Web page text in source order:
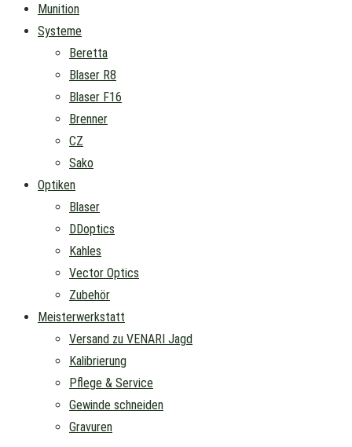
Munition
Systeme
Beretta
Blaser R8
Blaser F16
Brenner
CZ
Sako
Optiken
Blaser
DDoptics
Kahles
Vector Optics
Zubehör
Meisterwerkstatt
Versand zu VENARI Jagd
Kalibrierung
Pflege & Service
Gewinde schneiden
Gravuren